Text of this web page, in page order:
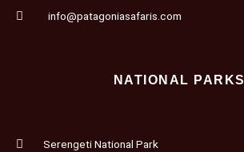
info@patagoniasafaris.com
NATIONAL PARKS
Serengeti National Park